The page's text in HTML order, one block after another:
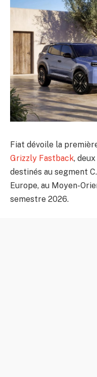
Fiat dévoile la
Grizzly Fastback,
destinés au segment
Europe, au Moyen-
semestre 2026.